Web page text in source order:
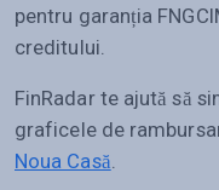
pentru garanția
creditului.
FinRadar te ajută să
graficele de
Noua Casă